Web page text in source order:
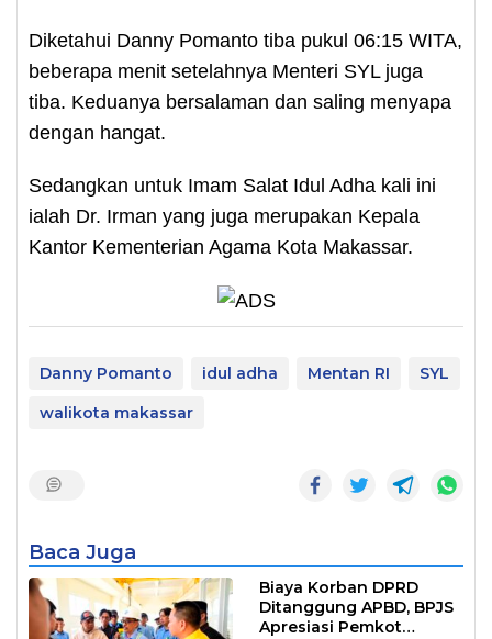
Diketahui Danny Pomanto tiba pukul 06:15 WITA,
beberapa menit setelahnya Menteri SYL juga
tiba. Keduanya bersalaman dan saling menyapa
dengan hangat.
Sedangkan untuk Imam Salat Idul Adha kali ini
ialah Dr. Irman yang juga merupakan Kepala
Kantor Kementerian Agama Kota Makassar.
Danny Pomanto idul adha Mentan RI
SYL
walikota makassar
Baca Juga
Biaya Korban DPRD
Ditanggung APBD, BPJS
Apresiasi Pemkot